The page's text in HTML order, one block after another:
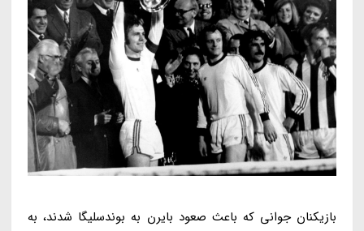
بازیکنان جوانی که باعث صعود بایرن به بوندسلیگا شدند، به